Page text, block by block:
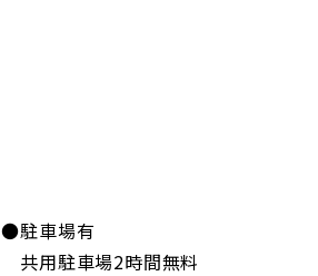
●駐車場有
共用駐車場2時間無料